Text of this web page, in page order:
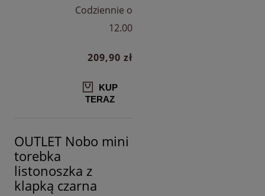
Codziennie o
12.00
209,90 zł
KUP
TERAZ
OUTLET Nobo mini
torebka
listonoszka z
klapką czarna